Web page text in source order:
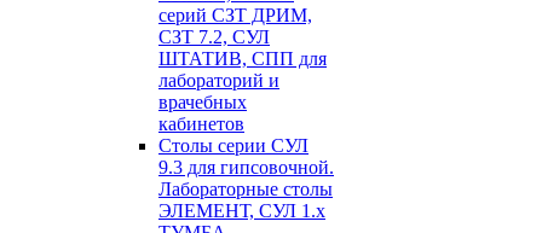
серий СЗТ ДРИМ,
СЗТ 7.2, СУЛ
ШТАТИВ, СПП для
лабораторий и
врачебных
кабинетов
Столы серии СУЛ
9.3 для гипсовочной.
Лабораторные столы
ЭЛЕМЕНТ, СУЛ 1.х